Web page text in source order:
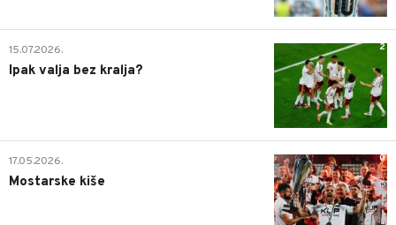
2
15.07.2026.
Ipak valja bez kralja?
0
17.05.2026.
Mostarske kiše